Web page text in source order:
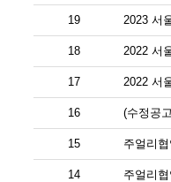
19 2023 서
18 2022 서
17 2022 서
16 (수정공
15 주얼리
14 주얼리